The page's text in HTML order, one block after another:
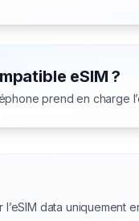
eSIM ?
prend en charge
data uniquement